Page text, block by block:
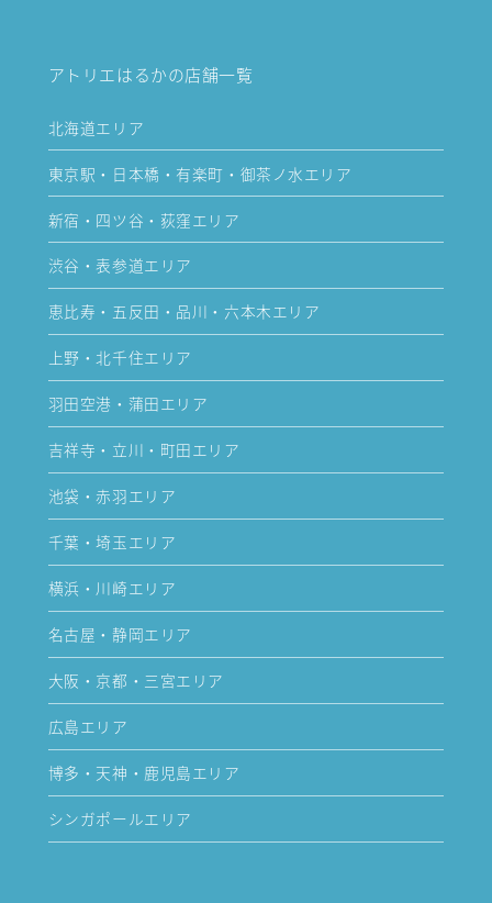
アトリエはるかの店舗一覧
北海道エリア
東京駅・日本橋・有楽町・御茶ノ水エリア
新宿・四ツ谷・荻窪エリア
渋谷・表参道エリア
恵比寿・五反田・品川・六本木エリア
上野・北千住エリア
羽田空港・蒲田エリア
吉祥寺・立川・町田エリア
池袋・赤羽エリア
千葉・埼玉エリア
横浜・川崎エリア
名古屋・静岡エリア
大阪・京都・三宮エリア
広島エリア
博多・天神・鹿児島エリア
シンガポールエリア